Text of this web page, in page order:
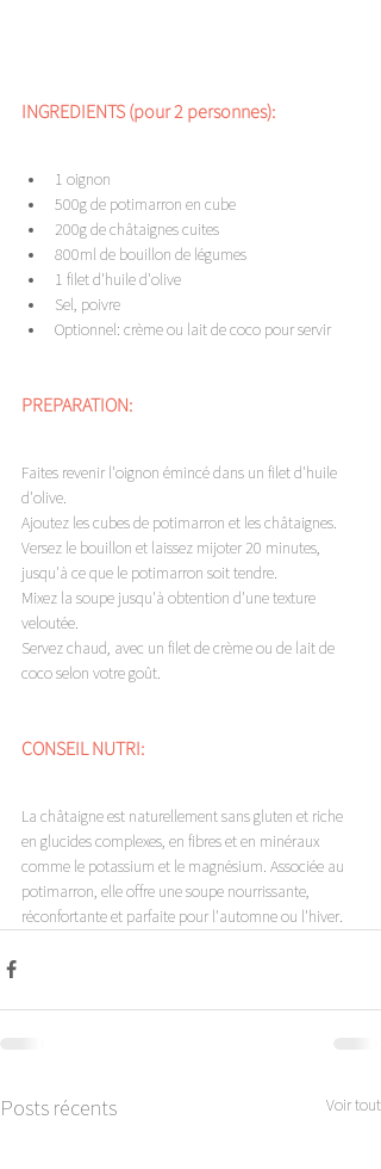
INGREDIENTS (pour 2 personnes):
1 oignon
500g de potimarron en cube
200g de châtaignes cuites
800ml de bouillon de légumes
1 filet d'huile d'olive
Sel, poivre
Optionnel: crème ou lait de coco pour servir
PREPARATION:
Faites revenir l'oignon émincé dans un filet d'huile
d'olive.
Ajoutez les cubes de potimarron et les châtaignes.
Versez le bouillon et laissez mijoter 20 minutes,
jusqu'à ce que le potimarron soit tendre.
Mixez la soupe jusqu'à obtention d'une texture
veloutée.
Servez chaud, avec un filet de crème ou de lait de
coco selon votre goût.
CONSEIL NUTRI:
La châtaigne est naturellement sans gluten et riche
en glucides complexes, en fibres et en minéraux
comme le potassium et le magnésium. Associée au
potimarron, elle offre une soupe nourrissante,
réconfortante et parfaite pour l'automne ou l'hiver.
Posts récents Voir tout